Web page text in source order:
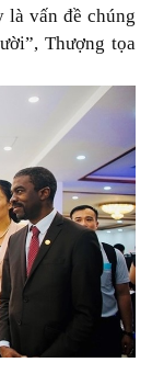
là vấn đề chúng
Thượng tọa